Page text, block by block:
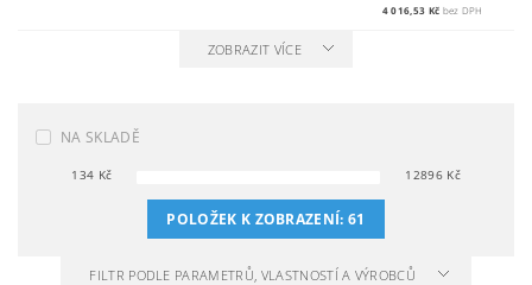
4 016,53 Kč bez DPH
ZOBRAZIT VÍCE
NA SKLADĚ
134 Kč 12896Kč
POLOŽEK K ZOBRAZENÍ:61
FILTR PODLE PARAMETRŮ, VLASTNOSTÍ A VÝROBCŮ